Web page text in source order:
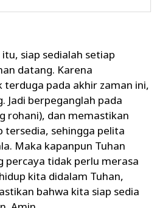
siap sedialah setiap
datang. Karena
pada akhir zaman ini,
Jadi berpeganglah pada
rohani), dan memastikan
sehingga pelita
Maka kapanpun Tuhan
percaya tidak perlu merasa
kita didalam Tuhan,
bahwa kita siap sedia